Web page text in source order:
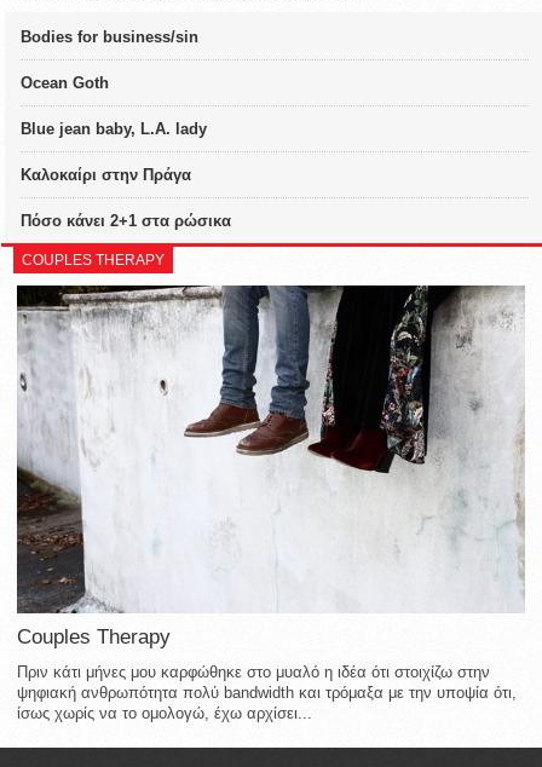
Bodies for business/sin
Ocean Goth
Blue jean baby, L.A. lady
Καλοκαίρι στην Πράγα
Πόσο κάνει 2+1 στα ρώσικα
COUPLES THERAPY
Couples Therapy
Πριν κάτι μήνες μου καρφώθηκε στο μυαλό η ιδέα ότι στοιχίζω στην
ψηφιακή ανθρωπότητα πολύ bandwidth και τρόμαξα με την υποψία ότι,
ίσως χωρίς να το ομολογώ, έχω αρχίσει...